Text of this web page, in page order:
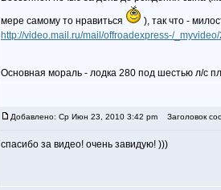
мере самому то нравиться
), так что -
http://video.mail.ru/mail/offroadexpress-/_myvideo/
Основная мораль - лодка 280 под шестью л/с
Добавлено: Ср Июн 23, 2010 3:42 pm Заголовок
спасибо за видео! очень завидую! )))